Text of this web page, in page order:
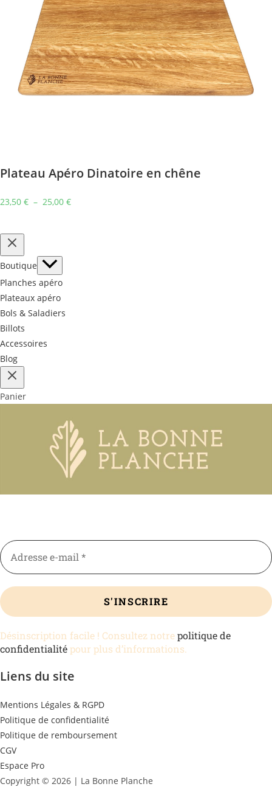
Plateau Apéro Dinatoire en chêne
23,50 € – 25,00 €
Boutique
Planches apéro
Plateaux apéro
Bols & Saladiers
Billots
Accessoires
Blog
Panier
Désinscription facile ! Consultez notrepolitique de
confidentialitépour plus d’informations.
Liens du site
Mentions Légales & RGPD
Politique de confidentialité
Politique de remboursement
CGV
Espace Pro
Copyright © 2026 | La Bonne Planche